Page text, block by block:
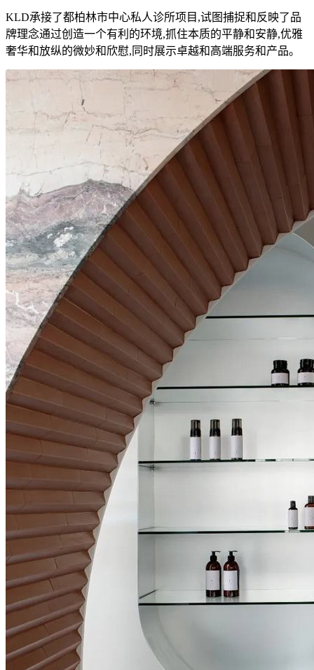
KLD承接了都柏林市中心私人诊所项目,试图捕捉和反映了品
牌理念通过创造一个有利的环境,抓住本质的平静和安静,优雅
奢华和放纵的微妙和欣慰,同时展示卓越和高端服务和产品。